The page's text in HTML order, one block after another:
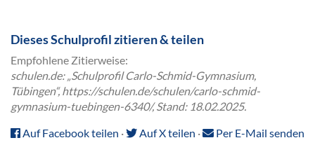
Dieses Schulprofil zitieren & teilen
Empfohlene Zitierweise:
schulen.de: „Schulprofil Carlo-Schmid-Gymnasium,
Tübingen“, https://schulen.de/schulen/carlo-schmid-
gymnasium-tuebingen-6340/, Stand: 18.02.2025.
Auf Facebook teilen · Auf X teilen · Per E-Mail senden